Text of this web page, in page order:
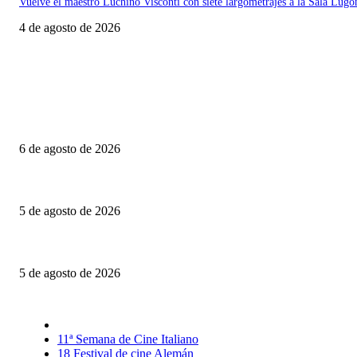
4 de agosto de 2026
6 de agosto de 2026
5 de agosto de 2026
5 de agosto de 2026
11ª Semana de Cine Italiano
18 Festival de cine Alemán